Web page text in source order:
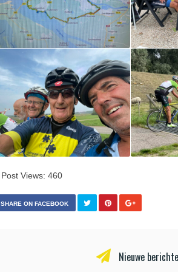
Post Views: 460
SHARE ON FACEBOOK
Nieuwe